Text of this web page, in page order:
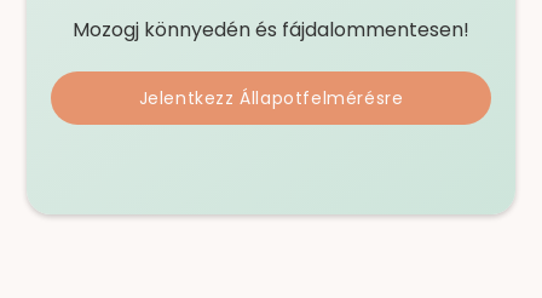
Mozogj könnyedén és fájdalommentesen!
Jelentkezz Állapotfelmérésre